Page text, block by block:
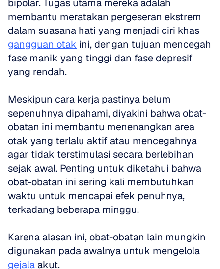
bipolar. Tugas utama mereka adalah
membantu meratakan pergeseran ekstrem
gangguan otak ini, dengan tujuan mencegah
fase manik yang tinggi dan fase depresif
yang rendah.
Meskipun cara kerja pastinya belum
sepenuhnya dipahami, diyakini bahwa obat-
obatan ini membantu menenangkan area
otak yang terlalu aktif atau mencegahnya
agar tidak terstimulasi secara berlebihan
sejak awal. Penting untuk diketahui bahwa
obat-obatan ini sering kali membutuhkan
waktu untuk mencapai efek penuhnya,
terkadang beberapa minggu.
Karena alasan ini, obat-obatan lain mungkin
gejala akut.